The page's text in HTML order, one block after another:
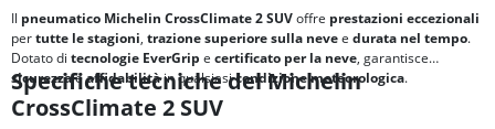
Il pneumatico Michelin CrossClimate 2 SUVoffre prestazioni eccezionali
pertutte le stagioni, trazione superiore sulla nevee durata nel tempo.
Dotato di tecnologie EverGrip e certificato per la neve, garantisce
sicurezzaeaffidabilitàin qualsiasicondizione meteorologica.
Specifiche tecniche del Michelin
CrossClimate 2 SUV